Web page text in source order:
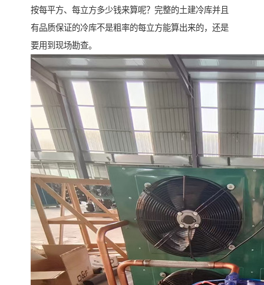
按每平方、每立方多少钱来算呢？完整的土建冷库并且
有品质保证的冷库不是粗率的每立方能算出来的，还是
要用到现场勘查。